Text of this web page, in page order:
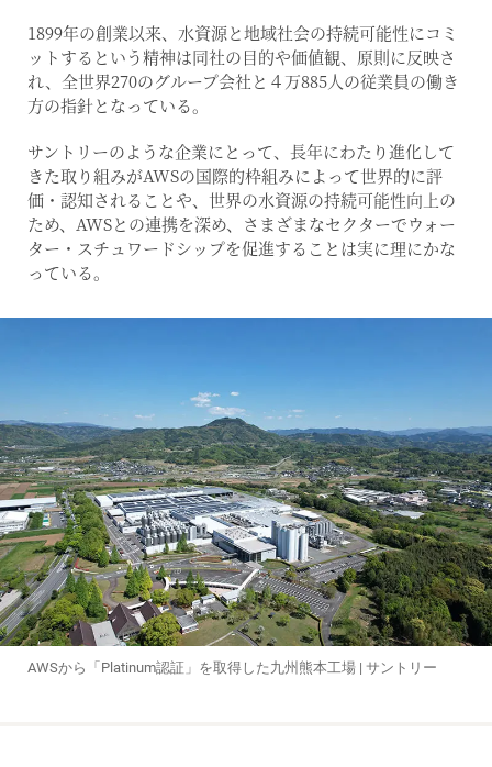
1899年の創業以来、水資源と地域社会の持続可能性にコミ
ットするという精神は同社の目的や価値観、原則に反映さ
れ、全世界270のグループ会社と４万885人の従業員の働き
方の指針となっている。
サントリーのような企業にとって、長年にわたり進化して
きた取り組みがAWSの国際的枠組みによって世界的に評
価・認知されることや、世界の水資源の持続可能性向上の
ため、AWSとの連携を深め、さまざまなセクターでウォー
ター・スチュワードシップを促進することは実に理にかな
っている。
AWSから「Platinum認証」を取得した九州熊本工場 | サントリー